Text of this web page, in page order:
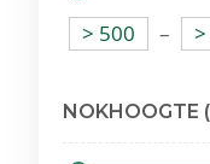
> 500 –
NOKHOOGTE